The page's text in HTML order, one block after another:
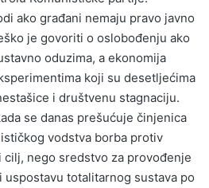
ako građani nemaju pravo javno
je govoriti o oslobođenju ako
oduzima, a ekonomija
koji su desetljećima
i društvenu stagnaciju.
se danas prešućuje činjenica
vodstva borba protiv
cilj, nego sredstvo za provođenje
totalitarnog sustava po